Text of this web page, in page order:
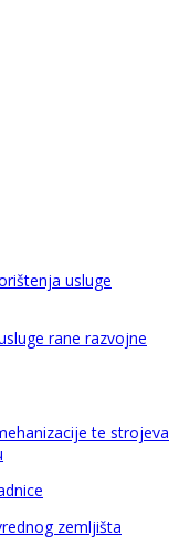
usluge
rane razvojne
te strojeva
zemljišta